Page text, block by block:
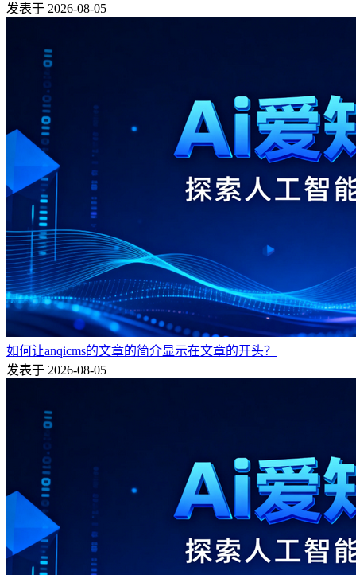
发表于 2026-08-05
如何让anqicms的文章的简介显示在文章的开头？
发表于 2026-08-05